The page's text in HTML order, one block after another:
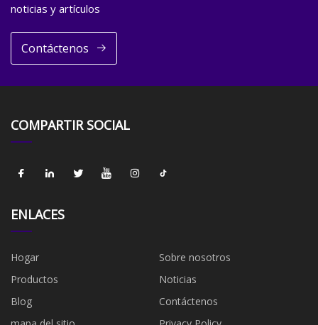
noticias y artículos
Contáctenos
COMPARTIR SOCIAL
ENLACES
Hogar
Sobre nosotros
Productos
Noticias
Blog
Contáctenos